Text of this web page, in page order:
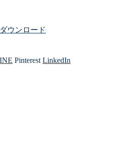
Pinterest LinkedIn